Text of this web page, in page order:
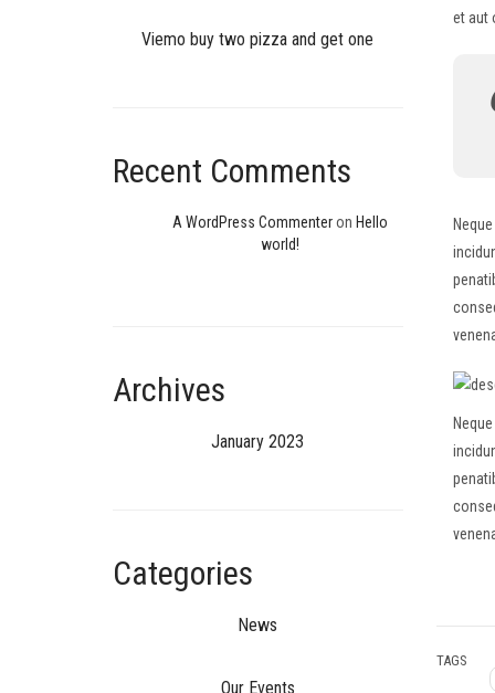
Viemo buy two pizza and get one
Recent Comments
A WordPress Commenteron Hello
world!
Archives
January 2023
Categories
News
Our Events
et aut
TAGS